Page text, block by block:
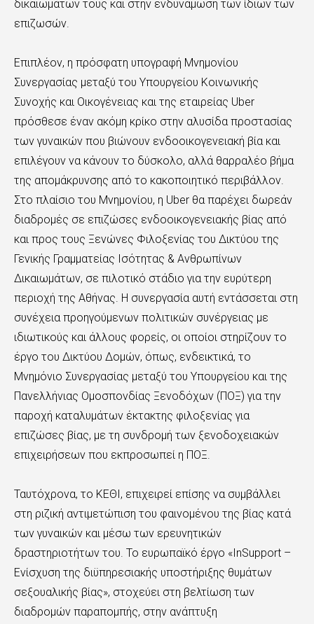
δικαιωμάτων τους και στην ενδυνάμωση των ίδιων των
επιζωσών.
Επιπλέον, η πρόσφατη υπογραφή Μνημονίου
Συνεργασίας μεταξύ του Υπουργείου Κοινωνικής
Συνοχής και Οικογένειας και της εταιρείας Uber
πρόσθεσε έναν ακόμη κρίκο στην αλυσίδα προστασίας
των γυναικών που βιώνουν ενδοοικογενειακή βία και
επιλέγουν να κάνουν το δύσκολο, αλλά θαρραλέο βήμα
της απομάκρυνσης από το κακοποιητικό περιβάλλον.
Στο πλαίσιο του Μνημονίου, η Uber θα παρέχει δωρεάν
διαδρομές σε επιζώσες ενδοοικογενειακής βίας από
και προς τους Ξενώνες Φιλοξενίας του Δικτύου της
Γενικής Γραμματείας Ισότητας & Ανθρωπίνων
Δικαιωμάτων, σε πιλοτικό στάδιο για την ευρύτερη
περιοχή της Αθήνας. Η συνεργασία αυτή εντάσσεται στη
συνέχεια προηγούμενων πολιτικών συνέργειας με
ιδιωτικούς και άλλους φορείς, οι οποίοι στηρίζουν το
έργο του Δικτύου Δομών, όπως, ενδεικτικά, το
Μνημόνιο Συνεργασίας μεταξύ του Υπουργείου και της
Πανελλήνιας Ομοσπονδίας Ξενοδόχων (ΠΟΞ) για την
παροχή καταλυμάτων έκτακτης φιλοξενίας για
επιζώσες βίας, με τη συνδρομή των ξενοδοχειακών
επιχειρήσεων που εκπροσωπεί η ΠΟΞ.
Ταυτόχρονα, το ΚΕΘΙ, επιχειρεί επίσης να συμβάλλει
στη ριζική αντιμετώπιση του φαινομένου της βίας κατά
των γυναικών και μέσω των ερευνητικών
δραστηριοτήτων του. Το ευρωπαϊκό έργο «InSupport –
Ενίσχυση της διϋπηρεσιακής υποστήριξης θυμάτων
σεξουαλικής βίας», στοχεύει στη βελτίωση των
διαδρομών παραπομπής, στην ανάπτυξη